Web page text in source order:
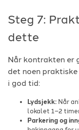
Steg 7:
dette
Når kontrakten er
det noen
i god tid:
Lydsjekk: Når
lokalet 1–2
Parkering og